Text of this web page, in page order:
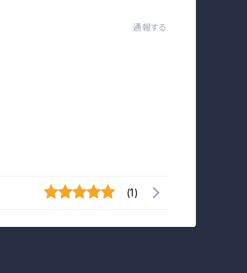
通報する
(1)